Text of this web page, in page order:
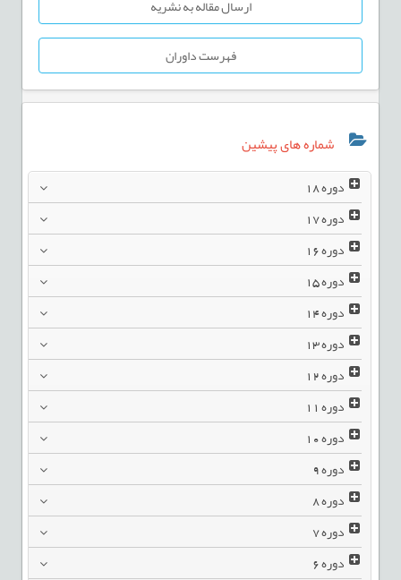
ارسال مقاله به نشریه
فهرست داوران
شماره های پیشین
دوره18
دوره17
دوره16
دوره15
دوره14
دوره13
دوره12
دوره11
دوره10
دوره9
دوره8
دوره7
دوره6